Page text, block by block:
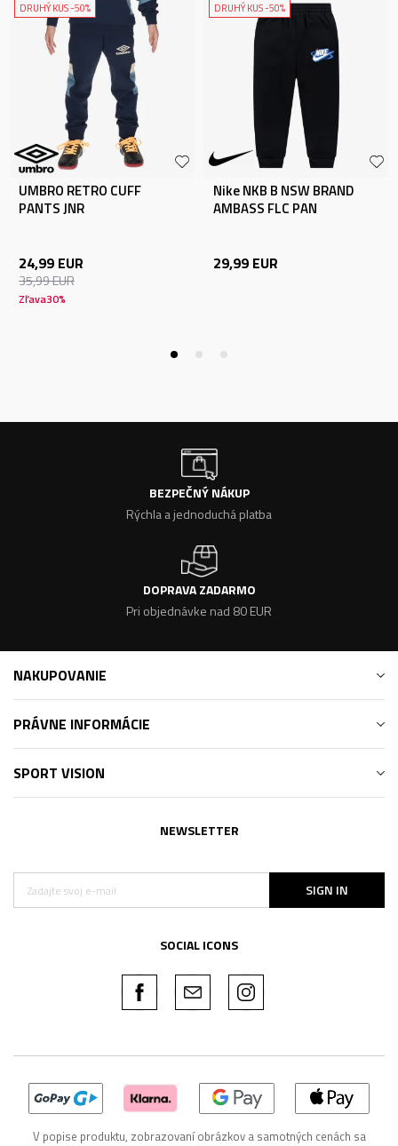
DRUHÝ KUS -50%
UMBRO RETRO CUFF
PANTS JNR
24,99 EUR
35,99EUR
Zľava30%
DRUHÝ KUS -50%
Nike NKB B NSW BRAND
AMBASS FLC PAN
29,99 EUR
BEZPEČNÝ NÁKUP
Rýchla a jednoduchá platba
DOPRAVA ZADARMO
Pri objednávke nad 80 EUR
NAKUPOVANIE
PRÁVNE INFORMÁCIE
SPORT VISION
NEWSLETTER
SIGN IN
SOCIAL ICONS
V popise produktu, zobrazovaní obrázkov a samotných cenách sa